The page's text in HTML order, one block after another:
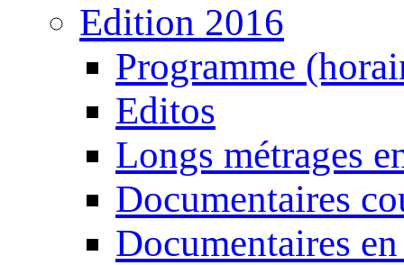
Edition 2016
Programme
Editos
Longs métrages
Documentaires
Documentaires